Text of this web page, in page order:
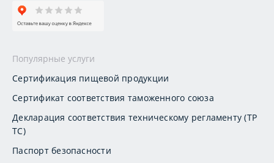
Популярные услуги
Сертификация пищевой продукции
Сертификат соответствия таможенного союза
Декларация соответствия техническому регламенту (ТР
ТС)
Паспорт безопасности